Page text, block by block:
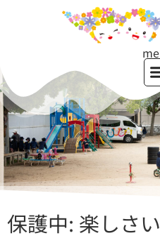
保護中: 楽しさ